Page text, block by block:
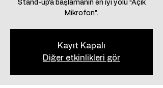
Stand-up’a başlamanın en iyi yolu “Açık
Mikrofon”.
Kayıt Kapalı
Diğer etkinlikleri gör